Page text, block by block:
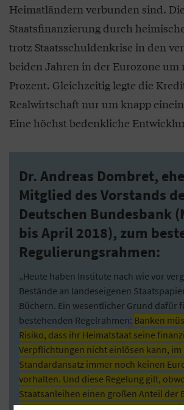
Heimatländern verbunden sind. Die
Staatsfinanzierung durch
trotz Staatsschuldenkrise in den
beiden Jahren in der Eurozone um
Prozent. Gleichzeitig legte die
Realwirtschaft nur um knapp
Eine höchst bedenkliche
Dr. Andreas Dombret,
Mitglied des Vorstands
Deutschen Bundesbank
bis April 2018), zum
Regulierungsrahmen:
„Heute haben Institute nach wie vor
Bestände an landeseigenen
Büchern. Ein wesentlicher Grund dafür
bestehenden Regelrahmen: Banken
Risiko, dass ihr Heimatstaat seine
Verpflichtungen nicht einlösen kann,
Standardansatz immer noch keinen
vorhalten. Und diese Regelung gilt,
Staatsanleihen einen großen Anteil der